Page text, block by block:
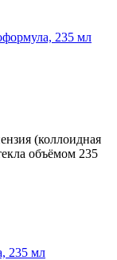
235 мл
(коллоидная
объёмом 235
235 мл